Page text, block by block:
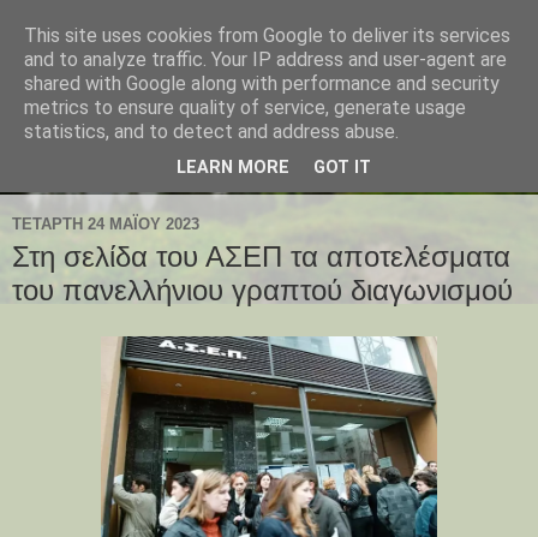
ΤΕΤΆΡΤΗ 24 ΜΑΪ́ΟΥ 2023
Στη σελίδα του ΑΣΕΠ τα αποτελέσματα
του πανελλήνιου γραπτού διαγωνισμού
This site uses cookies from Google to deliver its services
and to analyze traffic. Your IP address and user-agent are
shared with Google along with performance and security
metrics to ensure quality of service, generate usage
statistics, and to detect and address abuse.
LEARN MORE GOT IT